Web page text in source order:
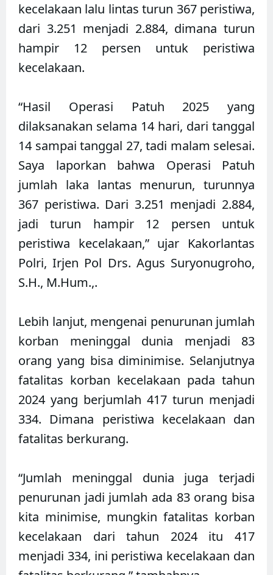
kecelakaan lalu lintas turun 367 peristiwa,
dari 3.251 menjadi 2.884, dimana turun
hampir 12 persen untuk peristiwa
kecelakaan.
“Hasil Operasi Patuh 2025 yang
dilaksanakan selama 14 hari, dari tanggal
14 sampai tanggal 27, tadi malam selesai.
Saya laporkan bahwa Operasi Patuh
jumlah laka lantas menurun, turunnya
367 peristiwa. Dari 3.251 menjadi 2.884,
jadi turun hampir 12 persen untuk
peristiwa kecelakaan,” ujar Kakorlantas
Polri, Irjen Pol Drs. Agus Suryonugroho,
S.H., M.Hum.,.
Lebih lanjut, mengenai penurunan jumlah
korban meninggal dunia menjadi 83
orang yang bisa diminimise. Selanjutnya
fatalitas korban kecelakaan pada tahun
2024 yang berjumlah 417 turun menjadi
334. Dimana peristiwa kecelakaan dan
fatalitas berkurang.
“Jumlah meninggal dunia juga terjadi
penurunan jadi jumlah ada 83 orang bisa
kita minimise, mungkin fatalitas korban
kecelakaan dari tahun 2024 itu 417
menjadi 334, ini peristiwa kecelakaan dan